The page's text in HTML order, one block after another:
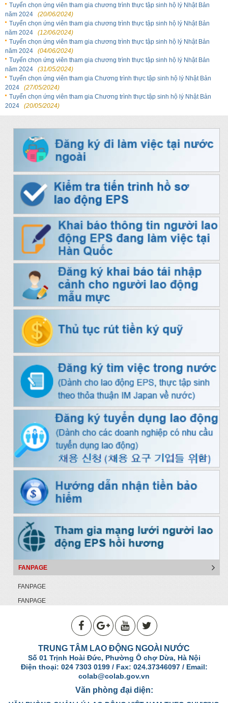
Tuyển chọn ứng viên tham gia chương trình thực tập sinh hộ lý Nhật Bản
năm 2024
(20/06/2024)
Tuyển chọn ứng viên tham gia chương trình thực tập sinh hộ lý Nhật Bản
năm 2024
(12/06/2024)
Tuyển chọn ứng viên tham gia chương trình thực tập sinh hộ lý Nhật Bản
năm 2024
(04/06/2024)
Tuyển chọn ứng viên tham gia chương trình thực tập sinh hộ lý Nhật Bản
năm 2024
(31/05/2024)
Tuyển chọn ứng viên tham gia Chương trình thực tập sinh hộ lý Nhật Bản
2024
(27/05/2024)
Tuyển chọn ứng viên tham gia Chương trình thực tập sinh hộ lý Nhật Bản
2024
(20/05/2024)
FANPAGE
FANPAGE
FANPAGE
TRUNG TÂM LAO ĐỘNG NGOÀI NƯỚC
Số 01 Trịnh Hoài Đức, Phường Ô chợ Dừa, Hà Nội
Điện thoại: 024 7303 0199 / Fax: 024.37346097 / Email:
colab@colab.gov.vn
Văn phòng đại diện: